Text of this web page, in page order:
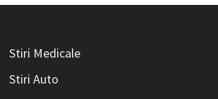
Stiri Medicale
Stiri Auto